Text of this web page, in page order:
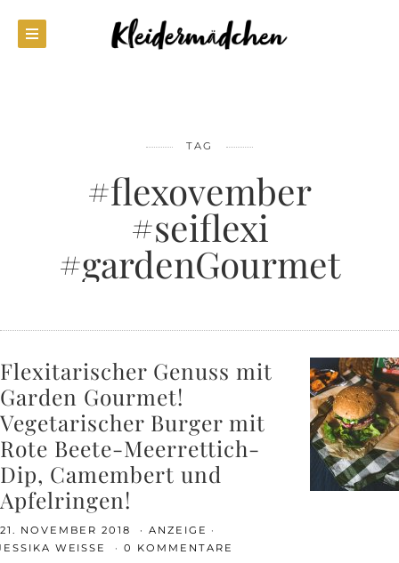
TAG
#flexovember
#seiflexi
#gardenGourmet
Flexitarischer Genuss mit
Garden Gourmet!
Vegetarischer Burger mit
Rote Beete-Meerrettich-
Dip, Camembert und
Apfelringen!
21. NOVEMBER 2018
ANZEIGE
WEISSE
0 KOMMENTARE